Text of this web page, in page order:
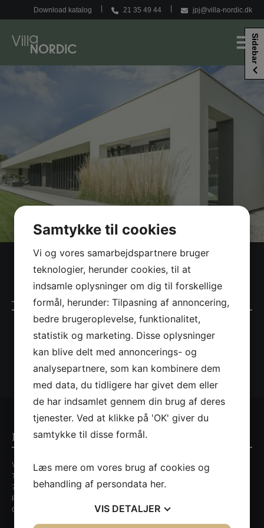
til
Download katalog 21 35 49 44 jpj@villa-nordic.dk
_S5A7669
Sidebar
Kontaktinformationer
Villa Nordic
Tirsbækvej 13A
7120 Vejle Ø
Persondatapolitik
CVR. nr. 35648429
Samtykke til cookies
Vi og vores samarbejdspartnere bruger
teknologier, herunder cookies, til at
indsamle oplysninger om dig til forskellige
formål, herunder: Tilpasning af annoncering,
bedre brugeroplevelse, funktionalitet,
statistik og marketing. Disse oplysninger
kan blive delt med annoncerings- og
analysepartnere, som kan kombinere dem
med data, du tidligere har givet dem eller
de har indsamlet gennem din brug af deres
tjenester. Ved at klikke på 'OK' giver du
samtykke til disse formål.
Læs mere om vores brug af cookies og
behandling af persondata her.
VIS DETALJER